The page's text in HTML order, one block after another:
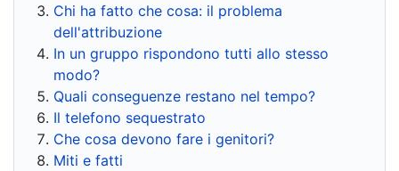
Chi ha fatto che cosa: il problema
dell'attribuzione
In un gruppo rispondono tutti allo stesso
modo?
Quali conseguenze restano nel tempo?
Il telefono sequestrato
Che cosa devono fare i genitori?
Miti e fatti